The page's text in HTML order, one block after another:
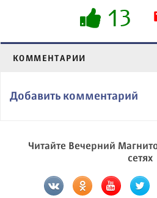
13
КОММЕНТАРИИ
Добавить комментарий
Читайте Вечерний
сетях